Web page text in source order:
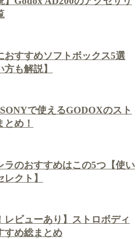
おすすめソフトボックス5選
方も解説】
SONYで使えるGODOXのスト
とめ！
ラのおすすめはこの5つ【使い
クト】
レビューあり】ストロボディ
すめ総まとめ